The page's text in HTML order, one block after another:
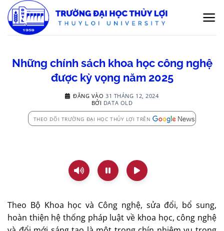
qua
nội
Những chính sách khoa học công nghệ
được kỳ vọng năm 2025
ĐĂNG VÀO31 THÁNG 12, 2024
BỞI DATA OLD
THEO DÕI TRƯỜNG ĐẠI HỌC THỦY LỢI TRÊN
Theo Bộ Khoa học và Công nghệ, sửa đổi, bổ sung,
hoàn thiện hệ thống pháp luật về khoa học, công nghệ